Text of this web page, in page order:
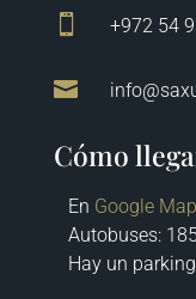
 +972 54

Cómo
En Google
Autobuses:
Hay un